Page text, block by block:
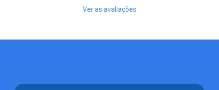
Ver as avaliações